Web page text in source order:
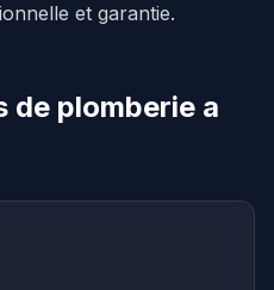
et garantie.
de plomberie a